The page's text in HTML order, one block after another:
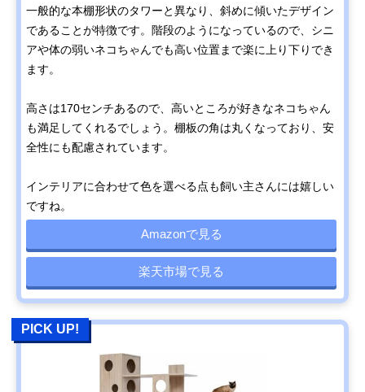
一般的な本棚形状のタワーと異なり、斜めに傾いたデザイン
であることが特徴です。階段のようになっているので、シニ
アや体の弱いネコちゃんでも高い位置まで楽に上り下りでき
ます。
高さは170センチあるので、高いところが好きなネコちゃん
も満足してくれるでしょう。棚板の角は丸くなっており、安
全性にも配慮されています。
インテリアに合わせて色を選べる点も飼い主さんには嬉しい
ですね。
Amazonで見る
楽天市場で見る
PICK UP!